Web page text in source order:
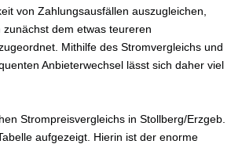
von Zahlungsausfällen auszugleichen,
dem etwas teureren
Mithilfe des Stromvergleichs und
Anbieterwechsel lässt sich daher viel
Strompreisvergleichs in Stollberg/Erzgeb.
aufgezeigt. Hierin ist der enorme